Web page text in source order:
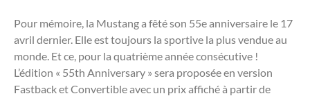
Pour mémoire, la Mustang a fêté son 55e anniversaire le 17
avril dernier. Elle est toujours la sportive la plus vendue au
monde. Et ce, pour la quatrième année consécutive !
L’édition « 55th Anniversary » sera proposée en version
Fastback et Convertible avec un prix affiché à partir de